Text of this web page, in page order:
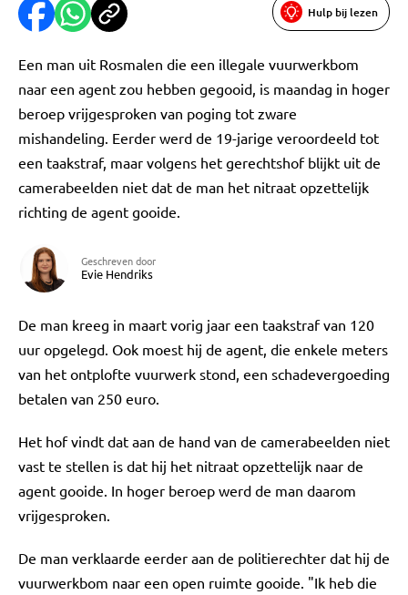
Hulp bij lezen
Een man uit Rosmalen die een illegale vuurwerkbom
naar een agent zou hebben gegooid, is maandag in hoger
beroep vrijgesproken van poging tot zware
mishandeling. Eerder werd de 19-jarige veroordeeld tot
een taakstraf, maar volgens het gerechtshof blijkt uit de
camerabeelden niet dat de man het nitraat opzettelijk
richting de agent gooide.
Geschreven door
Evie Hendriks
De man kreeg in maart vorig jaar een taakstraf van 120
uur opgelegd. Ook moest hij de agent, die enkele meters
van het ontplofte vuurwerk stond, een schadevergoeding
betalen van 250 euro.
Het hof vindt dat aan de hand van de camerabeelden niet
vast te stellen is dat hij het nitraat opzettelijk naar de
agent gooide. In hoger beroep werd de man daarom
vrijgesproken.
De man verklaarde eerder aan de politierechter dat hij de
vuurwerkbom naar een open ruimte gooide. "Ik heb die